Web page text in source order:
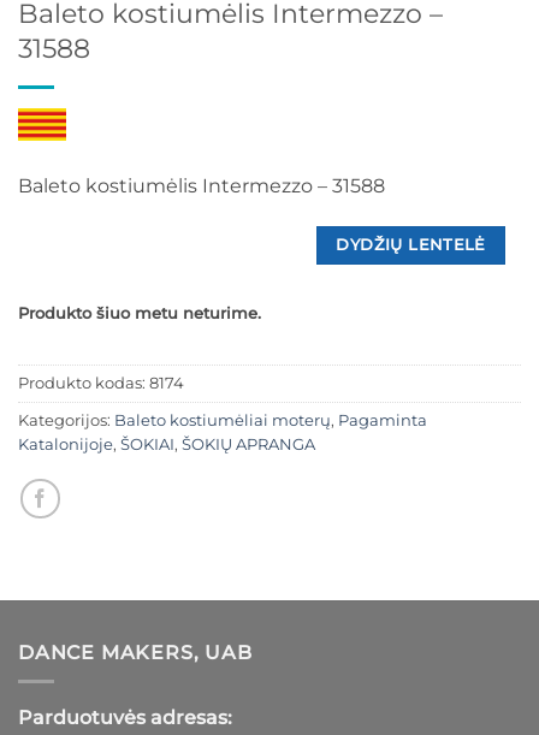
Baleto kostiumėlis Intermezzo –
31588
Baleto kostiumėlis Intermezzo – 31588
DYDŽIŲ LENTELĖ
Produkto šiuo metu neturime.
Produkto kodas: 8174
Kategorijos: Baleto kostiumėliai moterų, Pagaminta
Katalonijoje, ŠOKIAI, ŠOKIŲ APRANGA
DANCE MAKERS, UAB
Parduotuvės adresas: